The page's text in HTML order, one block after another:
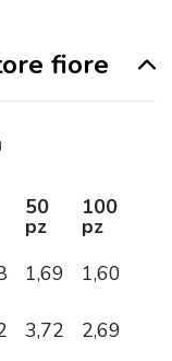
fiore
50
pz
100
pz
1,69 1,60
3,72 2,69